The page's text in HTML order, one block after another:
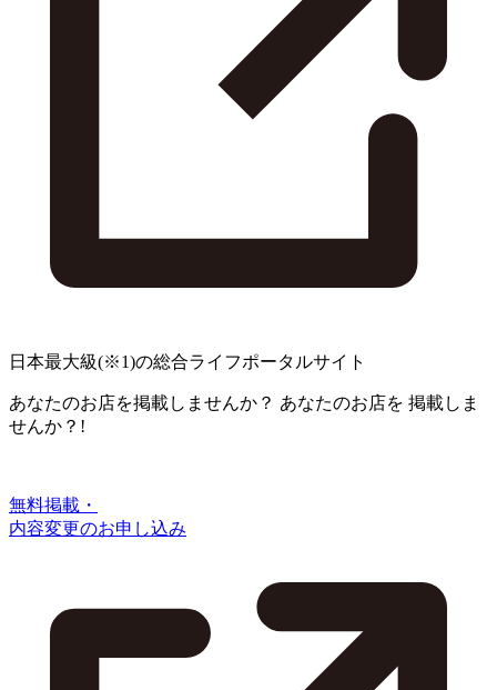
日本最大級(※1)の総合ライフポータルサイト
あなたのお店を掲載しませんか？ あなたのお店を 掲載しま
せんか？!
無料掲載・
内容変更のお申し込み